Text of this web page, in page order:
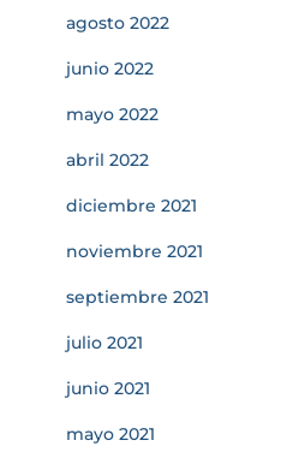
agosto 2022
junio 2022
mayo 2022
abril 2022
diciembre 2021
noviembre 2021
septiembre 2021
julio 2021
junio 2021
mayo 2021